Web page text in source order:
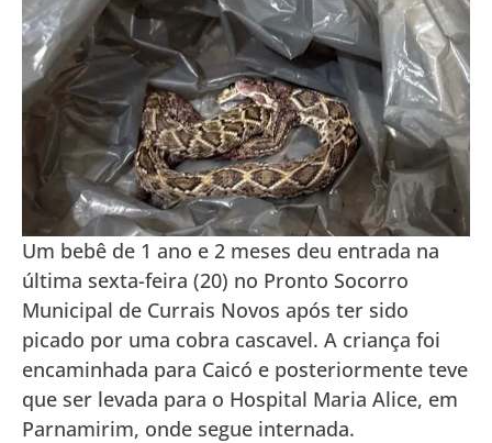
Um bebê de 1 ano e 2 meses deu entrada na
última sexta-feira (20) no Pronto Socorro
Municipal de Currais Novos após ter sido
picado por uma cobra cascavel. A criança foi
encaminhada para Caicó e posteriormente teve
que ser levada para o Hospital Maria Alice, em
Parnamirim, onde segue internada.